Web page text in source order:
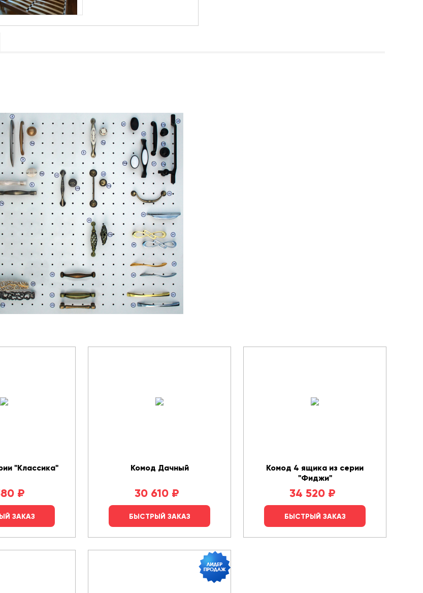
"Классика"
₽
ЗАКАЗ
Комод Дачный
30 610 ₽
БЫСТРЫЙ ЗАКАЗ
Комод 4 ящика из серии
"Фиджи"
34 520 ₽
БЫСТРЫЙ ЗАКАЗ